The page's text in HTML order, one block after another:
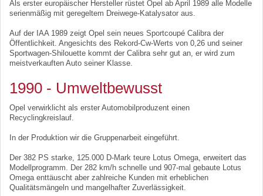
Als erster europäischer Hersteller rüstet Opel ab April 1989 alle Modelle
serienmäßig mit geregeltem Dreiwege-Katalysator aus.
Auf der IAA 1989 zeigt Opel sein neues Sportcoupé Calibra der
Öffentlichkeit. Angesichts des Rekord-Cw-Werts von 0,26 und seiner
Sportwagen-Shilouette kommt der Calibra sehr gut an, er wird zum
meistverkauften Auto seiner Klasse.
1990 - Umweltbewusst
Opel verwirklicht als erster Automobilproduzent einen
Recyclingkreislauf.
In der Produktion wir die Gruppenarbeit eingeführt.
Der 382 PS starke, 125.000 D-Mark teure Lotus Omega, erweitert das
Modellprogramm. Der 282 km/h schnelle und 907-mal gebaute Lotus
Omega enttäuscht aber zahlreiche Kunden mit erheblichen
Qualitätsmängeln und mangelhafter Zuverlässigkeit.